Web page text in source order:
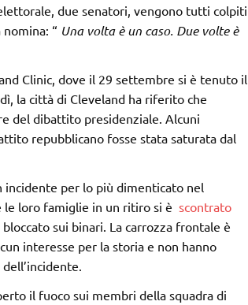
due senatori, vengono tutti colpiti
“ Una volta è un caso. Due volte è
Clinic, dove il 29 settembre si è tenuto il
la città di Cleveland ha riferito che
del dibattito presidenziale. Alcuni
repubblicano fosse stata saturata dal
incidente per lo più dimenticato nel
le loro famiglie in un ritiro si è scontrato
sui binari. La carrozza frontale è
interesse per la storia e non hanno
il fuoco sui membri della squadra di